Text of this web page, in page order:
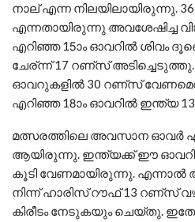
നാല് എന്ന നിലയിലായിരുന്നു.
എന്നതായിരുന്നു അവശേഷിച്ച
എറിഞ്ഞ 15ാം ഓവറില്‍ ശിവം
ചേര്ന്ന് 17 റണ്സ്
ഓവറുകളില്‍ 30 റണ്സ്
എറിഞ്ഞ 18ാം ഓവറില്‍ ഇന്ത്യ
മത്സരത്തിലെ അവസാന ഓവര്‍
ആയിരുന്നു. ഇന്ത്യക്ക് ഈ
കൂടി വേണമായിരുന്നു.
നിന്ന് ഹാരിസ് റൗഫ് 13 റണ്സ്
കിരീടം നേടുകയും ചെയ്തു.